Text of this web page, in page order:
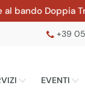
+39
EVENTI